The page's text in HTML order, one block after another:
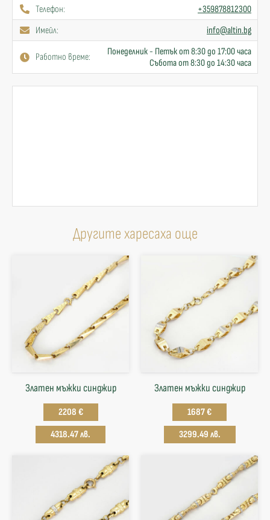
Телефон:
+359878812300
Имейл:
info@altin.bg
Работно време:
Понеделник - Петък от 8:30 до 17:00 часа
Събота от 8:30 до 14:30 часа
Другите харесаха още
Златен мъжки синджир
2208 €
4318.47 лв.
Златен мъжки синджир
1687 €
3299.49 лв.